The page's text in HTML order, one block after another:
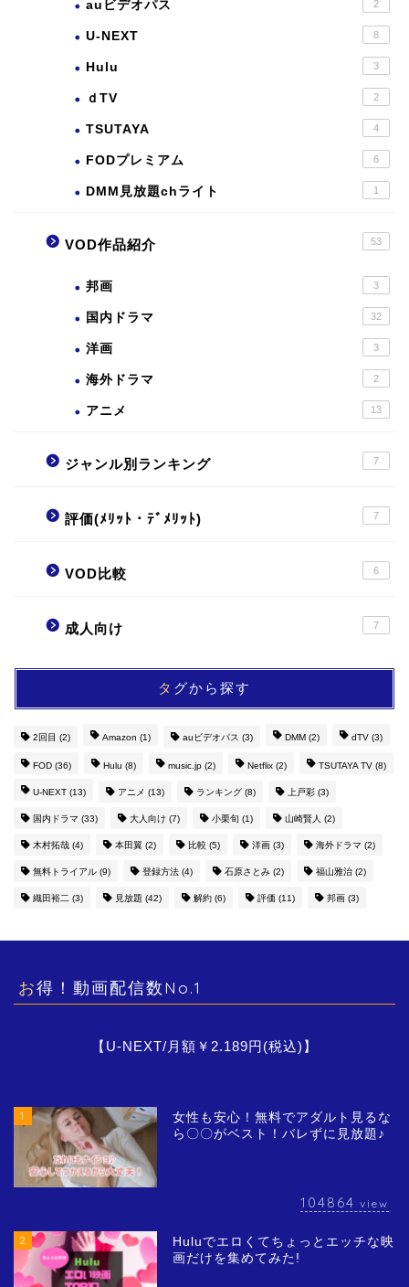
auビデオパス 2
U-NEXT 8
Hulu 3
ｄTV 2
TSUTAYA 4
FODプレミアム 6
DMM見放題chライト 1
VOD作品紹介 53
邦画 3
国内ドラマ 32
洋画 3
海外ドラマ 2
アニメ 13
ジャンル別ランキング 7
評価(ﾒﾘｯﾄ・ﾃﾞﾒﾘｯﾄ) 7
VOD比較 6
成人向け 7
タグから探す
2回目 (2) Amazon (1) auビデオパス (3) DMM (2) dTV (3)
FOD (36) Hulu (8) music.jp (2) Netflix (2) TSUTAYA TV (8)
U-NEXT (13) アニメ (13) ランキング (8) 上戸彩 (3)
国内ドラマ (33) 大人向け (7) 小栗旬 (1) 山崎賢人 (2)
木村拓哉 (4) 本田翼 (2) 比較 (5) 洋画 (3) 海外ドラマ (2)
無料トライアル (9) 登録方法 (4) 石原さとみ (2) 福山雅治 (2)
織田裕二 (3) 見放題 (42) 解約 (6) 評価 (11) 邦画 (3)
お得！動画配信数No.1
【U-NEXT/月額￥2.189円(税込)】
1
女性も安心！無料でアダルト見るな
ら〇〇がベスト！バレずに見放題♪
104864 view
2
Huluでエロくてちょっとエッチな映
画だけを集めてみた!